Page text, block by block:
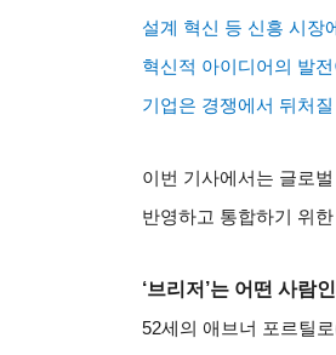
설계 혁신 등 신흥 시장
혁신적 아이디어의 발
기업은 경쟁에서 뒤처
이번 기사에서는 글로
반영하고 통합하기 위
‘브리저’는 어떤 사람
52세의 애브너 포르틸로